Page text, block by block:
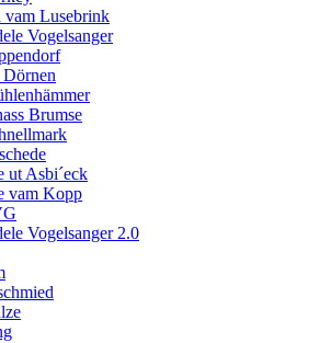
vam Lusebrink
Vogelsanger
Brumse
ut Asbi´eck
vam Kopp
Vogelsanger 2.0